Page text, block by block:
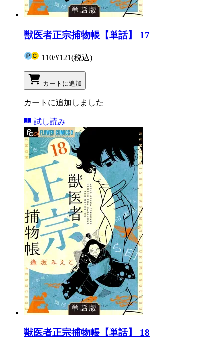
獣医者正宗捕物帳【単話】 17
110/¥121(税込)
カートに追加
カートに追加しました
試し読み
獣医者正宗捕物帳【単話】 18